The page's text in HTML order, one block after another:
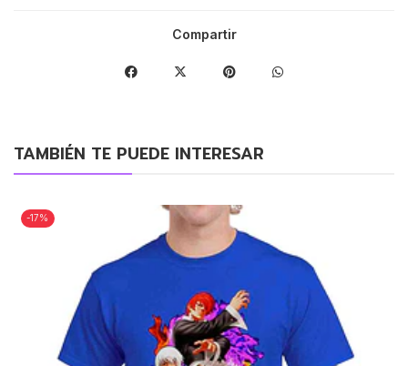
Compartir
TAMBIÉN TE PUEDE INTERESAR
-17%